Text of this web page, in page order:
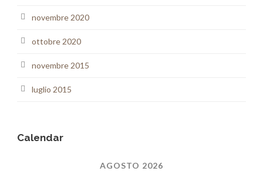
novembre 2020
ottobre 2020
novembre 2015
luglio 2015
Calendar
AGOSTO 2026